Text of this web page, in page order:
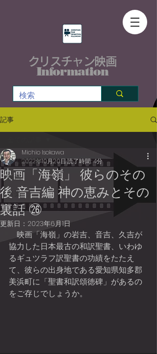
クリスチャン映画
Information
記事
全ての記事
映画
音楽
イベント
映画「海嶺」 彼らのその
後 音吉編 神の恵みとその
裏話 ㉖
Michio Isokawa
2022年10月20日読了時間: 4分
更新日： 2023年6月1日
協力した日本最古の和訳聖書、いわゆ
るギュツラフ訳聖書の功績をたたえ
て、彼らの出身地である愛知県知多郡
美浜町に「聖書和訳頌徳碑」があるの
をご存じでしょうか。